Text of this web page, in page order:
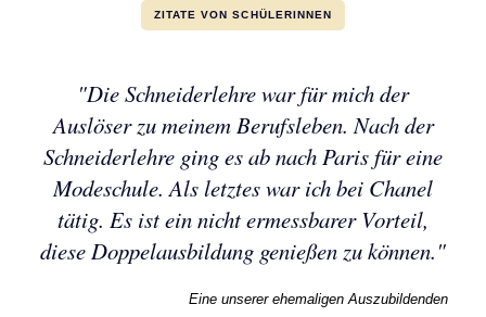
ZITATE VON SCHÜLERINNEN
"Die Schneiderlehre war für mich der
Auslöser zu meinem Berufsleben. Nach der
Schneiderlehre ging es ab nach Paris für eine
Modeschule. Als letztes war ich bei Chanel
tätig. Es ist ein nicht ermessbarer Vorteil,
diese Doppelausbildung genießen zu können."
Eine unserer ehemaligen Auszubildenden